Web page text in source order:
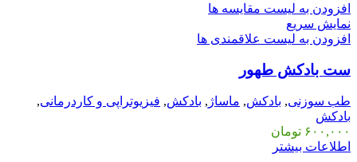
افزودن به لیست مقایسه ها
نمایش سریع
افزودن به لیست علاقمندی ها
ست بادکش طهور
طب سوزنی, بادکش, ماساژ , بادکش, فیزیوتراپی و کاردرمانی,
بادکش
۶۰۰,۰۰۰ تومان
اطلاعات بیشتر